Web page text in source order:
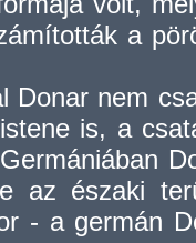
a
Donar nem
is, a
az északi
- a germán